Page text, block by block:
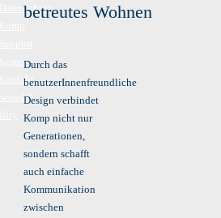
betreutes Wohnen
Durch das
benutzerInnenfreundliche
Design verbindet
Komp nicht nur
Generationen,
sondern schafft
auch einfache
Kommunikation
zwischen
Datenschutz
Komp
Kontakt